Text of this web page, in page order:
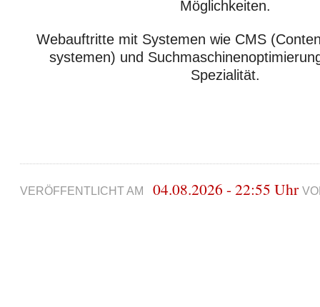
Möglichkeiten.
Webauftritte mit Systemen wie CMS
systemen) und
Spezialität.
VERÖFFENTLICHT AM 04.08.2026 - 22:55 Uhr